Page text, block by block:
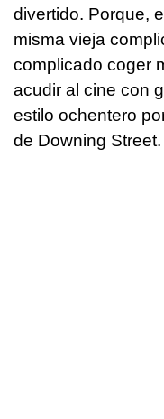
divertido. Porque,
misma vieja
complicado coger
acudir al cine con
estilo ochentero
de Downing Street.